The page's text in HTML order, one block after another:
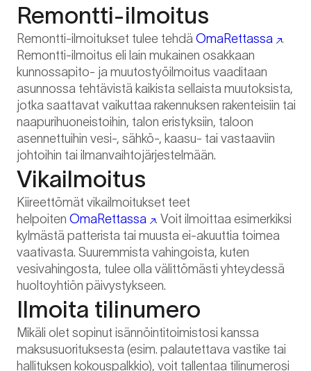
Remontti-ilmoitus
Remontti-ilmoitukset tulee tehdä OmaRettassa
.
Remontti-ilmoitus eli lain mukainen osakkaan
kunnossapito- ja muutostyöilmoitus vaaditaan
asunnossa tehtävistä kaikista sellaista muutoksista,
jotka saattavat vaikuttaa rakennuksen rakenteisiin tai
naapurihuoneistoihin, talon eristyksiin, taloon
asennettuihin vesi-, sähkö-, kaasu- tai vastaaviin
johtoihin tai ilmanvaihtojärjestelmään.
Vikailmoitus
Kiireettömät vikailmoitukset teet
helpoiten OmaRettassa
. Voit ilmoittaa esimerkiksi
kylmästä patterista tai muusta ei-akuuttia toimea
vaativasta. Suuremmista vahingoista, kuten
vesivahingosta, tulee olla välittömästi yhteydessä
huoltoyhtiön päivystykseen.
Ilmoita tilinumero
Mikäli olet sopinut isännöintitoimistosi kanssa
maksusuorituksesta (esim. palautettava vastike tai
hallituksen kokouspalkkio), voit tallentaa tilinumerosi